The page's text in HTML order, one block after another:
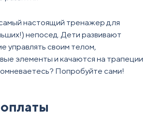
настоящий тренажер для
непосед. Дети развивают
управлять своим телом,
элементы и качаются на трапеции
Попробуйте сами!